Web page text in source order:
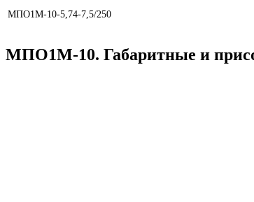
МПО1М-10-5,74-7,5/250
МПО1М-10. Габаритные и